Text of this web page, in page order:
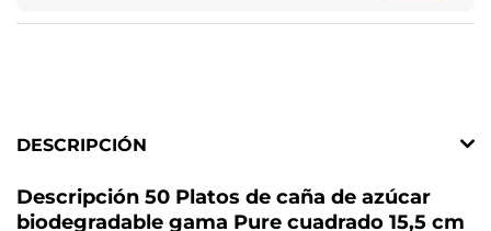
DESCRIPCIÓN
Descripción 50 Platos de caña de azúcar
biodegradable gama Pure cuadrado 15,5 cm